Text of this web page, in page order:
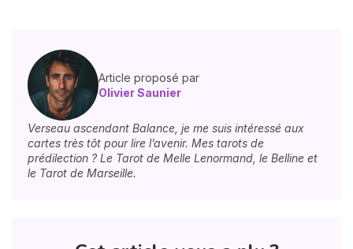
Article proposé par
Olivier Saunier
Verseau ascendant Balance, je me suis intéressé aux
cartes très tôt pour lire l’avenir. Mes tarots de
prédilection ? Le Tarot de Melle Lenormand, le Belline et
le Tarot de Marseille.